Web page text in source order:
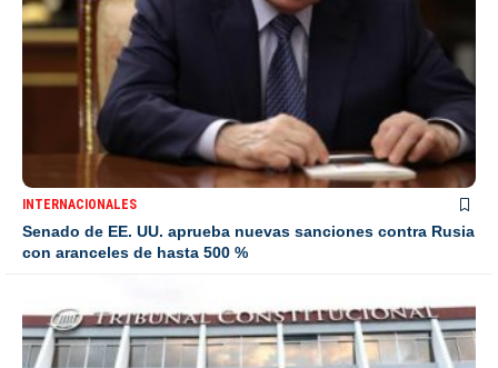
INTERNACIONALES
Senado de EE. UU. aprueba nuevas sanciones contra Rusia
con aranceles de hasta 500 %